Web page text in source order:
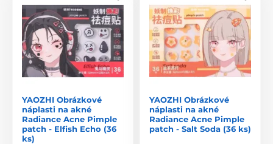
YAOZHI Obrázkové
náplasti na akné
Radiance Acne Pimple
patch - Elfish Echo (36
ks)
YAOZHI Obrázkové
náplasti na akné
Radiance Acne Pimple
patch - Salt Soda (36 ks)